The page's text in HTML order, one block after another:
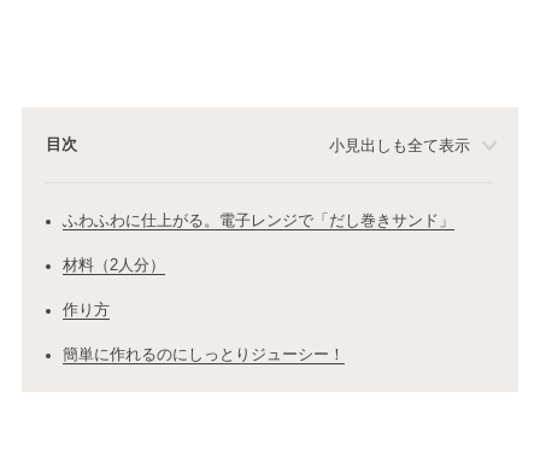
目次 小見出しも全て表示
ふわふわに仕上がる。電子レンジで「だし巻きサンド」
材料（2人分）
作り方
簡単に作れるのにしっとりジューシー！